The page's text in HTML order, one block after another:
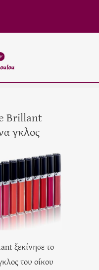
Brillant
γκλος
ξεκίνησε το
του οίκου